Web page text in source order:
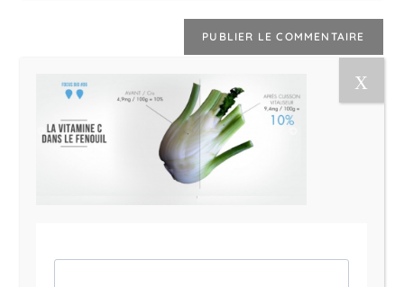
Le Magazine Naturo
Je suis Evy, Naturopathe spécialisée dans
l’accompagnement des femmes en préménopause et